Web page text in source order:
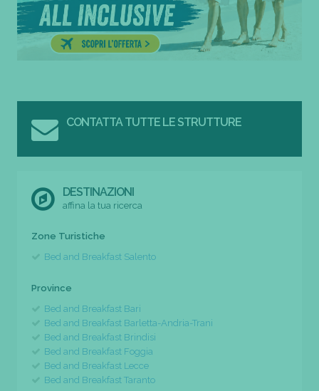
CONTATTA TUTTE LE STRUTTURE
DESTINAZIONI
affina la tua ricerca
Zone Turistiche
Bed and Breakfast Salento
Province
Bed and Breakfast Bari
Bed and Breakfast Barletta-Andria-Trani
Bed and Breakfast Brindisi
Bed and Breakfast Foggia
Bed and Breakfast Lecce
Bed and Breakfast Taranto